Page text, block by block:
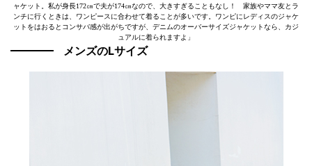
ャケット。私が身長172㎝で夫が174㎝なので、大きすぎることもなし！ 家族やママ友とラ
ンチに行くときは、ワンピースに合わせて着ることが多いです。ワンピにレディスのジャケ
ットをはおるとコンサバ感が出がちですが、デニムのオーバーサイズジャケットなら、カジ
ュアルに着られますよ」
メンズのLサイズ